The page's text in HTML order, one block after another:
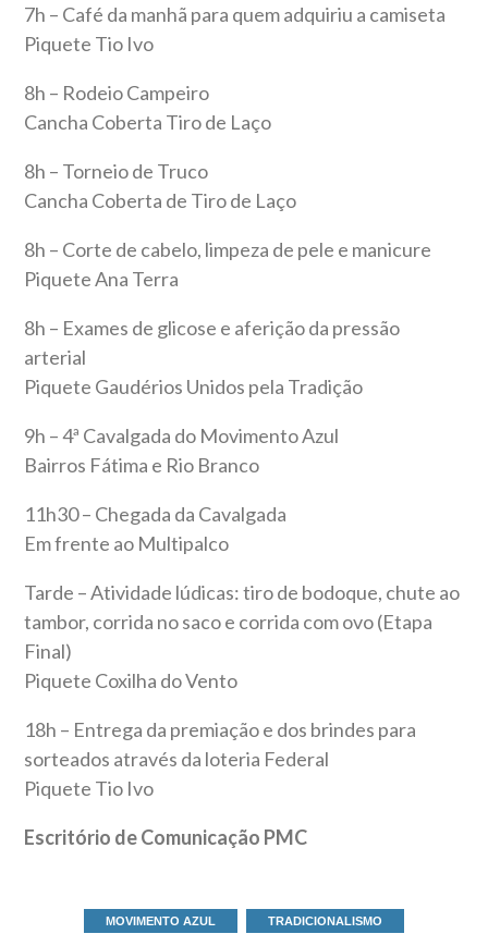
7h – Café da manhã para quem adquiriu a camiseta
Piquete Tio Ivo
8h – Rodeio Campeiro
Cancha Coberta Tiro de Laço
8h – Torneio de Truco
Cancha Coberta de Tiro de Laço
8h – Corte de cabelo, limpeza de pele e manicure
Piquete Ana Terra
8h – Exames de glicose e aferição da pressão
arterial
Piquete Gaudérios Unidos pela Tradição
9h – 4ª Cavalgada do Movimento Azul
Bairros Fátima e Rio Branco
11h30 – Chegada da Cavalgada
Em frente ao Multipalco
Tarde – Atividade lúdicas: tiro de bodoque, chute ao
tambor, corrida no saco e corrida com ovo (Etapa
Final)
Piquete Coxilha do Vento
18h – Entrega da premiação e dos brindes para
sorteados através da loteria Federal
Piquete Tio Ivo
Escritório de Comunicação PMC
MOVIMENTO AZUL TRADICIONALISMO